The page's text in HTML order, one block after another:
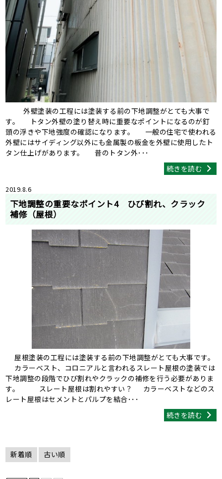
外壁塗装の工程には塗装する前の下地調整がとても大事で
す。 トタン外壁の塗り替え時に重要なポイントになるのが釘
頭の浮きや下地強度の確認になります。 一般の住宅で使われる
外壁にはサイディング以外にも金属製の板金を外壁に使用したト
タン仕上げがあります。 昔のトタン外･･･
続きを読む
2019.8.6
下地調整の重要なポイント4 ひび割れ、クラック
補修（屋根）
屋根塗装の工程には塗装する前の下地調整がとても大事です。
カラーベスト、コロニアルと言われるスレート屋根の塗装では
下地調整の段階でひび割れやクラックの補修を行う必要がありま
す。 スレート屋根は割れやすい？ カラーベストなどのス
レート屋根はセメントとパルプを結合･･･
続きを読む
新着順 古い順